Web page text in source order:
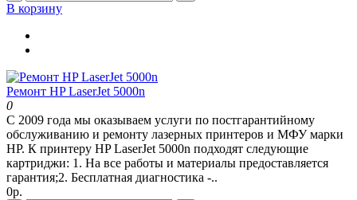
В корзину
Ремонт HP LaserJet 5000n
0
С 2009 года мы оказываем услуги по постгарантийному
обслуживанию и ремонту лазерных принтеров и МФУ марки
HP. К принтеру HP LaserJet 5000n подходят следующие
картриджи: 1. На все работы и материалы предоставляется
гарантия;2. Бесплатная диагностика -..
0р.